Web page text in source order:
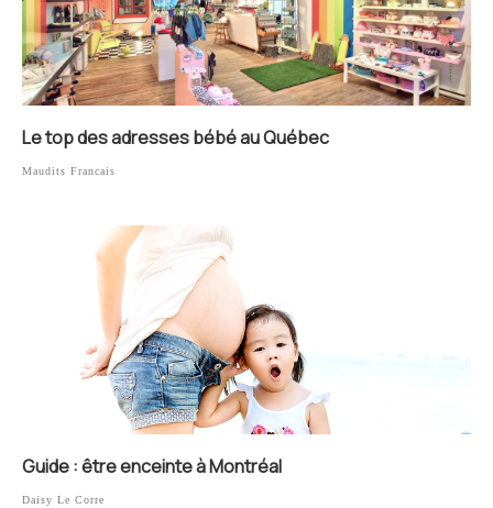
Le top des adresses bébé au Québec
Maudits Francais
Guide : être enceinte à Montréal
Daisy Le Corre